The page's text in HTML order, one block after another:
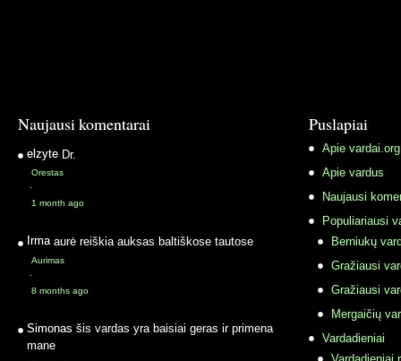
Naujausi komentarai
elzyte Dr.
Orestas
·
1 month ago
Irma aurė reiškia auksas baltiškose tautose
Aurimas
·
8 months ago
Simonas šis vardas yra baisiai geras ir primena
mane
Puslapiai
Apie vardai.org
Apie vardus
Naujausi
Populiariausi
Berniukų
Gražiausi
Gražiausi
Mergaičių
Vardadieniai